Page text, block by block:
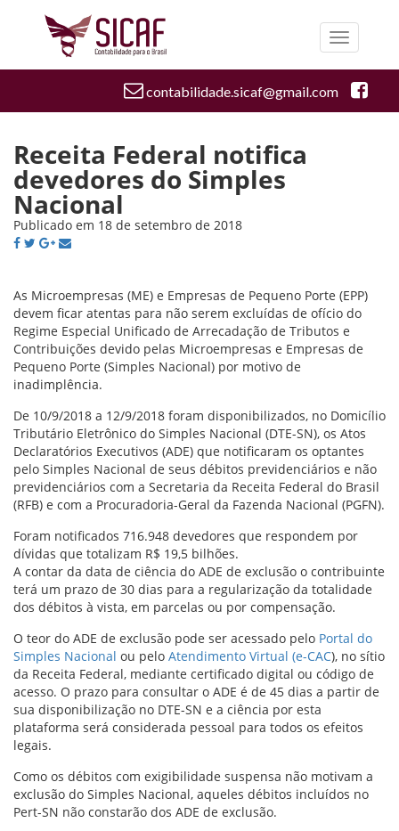
Toggle
contabilidade.sicaf@gmail.com
Receita Federal notifica
devedores do Simples
Nacional
Publicado em 18 de setembro de 2018
As Microempresas (ME) e Empresas de Pequeno Porte (EPP)
devem ficar atentas para não serem excluídas de ofício do
Regime Especial Unificado de Arrecadação de Tributos e
Contribuições devido pelas Microempresas e Empresas de
Pequeno Porte (Simples Nacional) por motivo de
inadimplência.
De 10/9/2018 a 12/9/2018 foram disponibilizados, no Domicílio
Tributário Eletrônico do Simples Nacional (DTE-SN), os Atos
Declaratórios Executivos (ADE) que notificaram os optantes
pelo Simples Nacional de seus débitos previdenciários e não
previdenciários com a Secretaria da Receita Federal do Brasil
(RFB) e com a Procuradoria-Geral da Fazenda Nacional (PGFN).
Foram notificados 716.948 devedores que respondem por
dívidas que totalizam R$ 19,5 bilhões.
A contar da data de ciência do ADE de exclusão o contribuinte
terá um prazo de 30 dias para a regularização da totalidade
dos débitos à vista, em parcelas ou por compensação.
O teor do ADE de exclusão pode ser acessado pelo Portal do
Simples Nacional ou pelo Atendimento Virtual (e-CAC), no sítio
da Receita Federal, mediante certificado digital ou código de
acesso. O prazo para consultar o ADE é de 45 dias a partir de
sua disponibilização no DTE-SN e a ciência por esta
plataforma será considerada pessoal para todos os efeitos
legais.
Como os débitos com exigibilidade suspensa não motivam a
exclusão do Simples Nacional, aqueles débitos incluídos no
Pert-SN não constarão dos ADE de exclusão.